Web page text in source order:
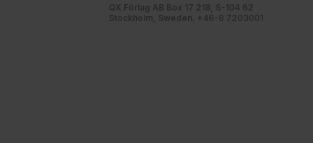
QX Förlag AB Box 17 218, S-104 62
Stockholm, Sweden. +46-8 7203001